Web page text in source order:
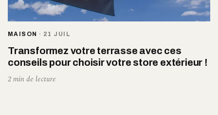
MAISON · 21 JUIL
Transformez votre terrasse avec ces
conseils pour choisir votre store extérieur !
2 min de lecture